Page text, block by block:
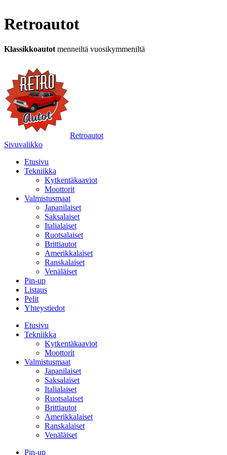
Retroautot
Klassikkoautot menneiltä vuosikymmeniltä
Retroautot
Sivuvalikko
Etusivu
Tekniikka
Kytkentäkaaviot
Moottorit
Valmistusmaat
Japanilaiset
Saksalaiset
Italialaiset
Ruotsalaiset
Brittiautot
Amerikkalaiset
Ranskalaiset
Venäläiset
Pin-up
Listaus
Pelit
Yhteystiedot
Etusivu
Tekniikka
Kytkentäkaaviot
Moottorit
Valmistusmaat
Japanilaiset
Saksalaiset
Italialaiset
Ruotsalaiset
Brittiautot
Amerikkalaiset
Ranskalaiset
Venäläiset
Pin-up